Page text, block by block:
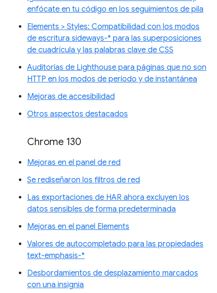
enfócate en tu código en los seguimientos de pila
Elements > Styles: Compatibilidad con los modos
de escritura sideways-* para las superposiciones
de cuadrícula y las palabras clave de CSS
Auditorías de Lighthouse para páginas que no son
HTTP en los modos de período y de instantánea
Mejoras de accesibilidad
Otros aspectos destacados
Chrome 130
Mejoras en el panel de red
Se rediseñaron los filtros de red
Las exportaciones de HAR ahora excluyen los
datos sensibles de forma predeterminada
Mejoras en el panel Elements
Valores de autocompletado para las propiedades
text-emphasis-*
Desbordamientos de desplazamiento marcados
con una insignia